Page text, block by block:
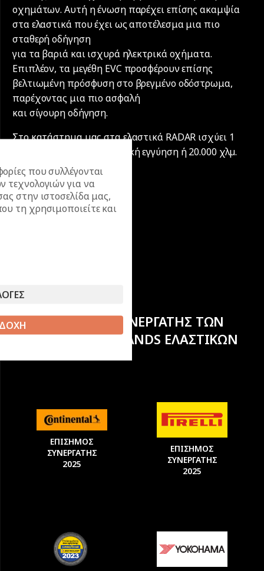
οχημάτων. Αυτή η ένωση παρέχει επίσης ακαμψία
στα ελαστικά που έχει ως αποτέλεσμα μια πιο
σταθερή οδήγηση
για τα βαριά και ισχυρά ηλεκτρικά οχήματα.
Επιπλέον, τα μεγέθη EVC προσφέρουν επίσης
βελτιωμένη πρόσφυση στο βρεγμένο οδόστρωμα,
παρέχοντας μια πιο ασφαλή
και σίγουρη οδήγηση.
Στο κατάστημα μας στα ελαστικά RADAR ισχύει 1
χρόνος γραπτή πανελλαδική εγγύηση ή 20.000 χλµ.
ΕΠΙΣΗΜΟΣ ΣΥΝΕΡΓΑΤΗΣ ΤΩΝ
ΚΟΡΥΦΑΙΩΝ BRANDS ΕΛΑΣΤΙΚΩΝ
ΕΠΙΣΗΜΟΣ
ΣΥΝΕΡΓΑΤΗΣ
2025
ΕΠΙΣΗΜΟΣ
ΣΥΝΕΡΓΑΤΗΣ
2025
που συλλέγονται
τεχνολογιών για να
στην ιστοσελίδα μας,
τη χρησιμοποιείτε και